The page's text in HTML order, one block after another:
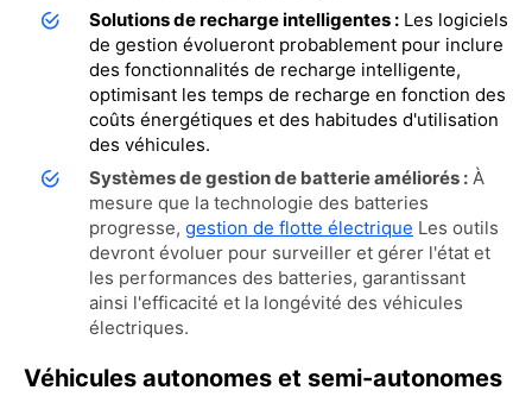
Solutions de recharge intelligentes : Les logiciels
de gestion évolueront probablement pour inclure
des fonctionnalités de recharge intelligente,
optimisant les temps de recharge en fonction des
coûts énergétiques et des habitudes d'utilisation
des véhicules.
Systèmes de gestion de batterie améliorés : À
mesure que la technologie des batteries
progresse, gestion de flotte électrique Les outils
devront évoluer pour surveiller et gérer l'état et
les performances des batteries, garantissant
ainsi l'efficacité et la longévité des véhicules
électriques.
Véhicules autonomes et semi-autonomes